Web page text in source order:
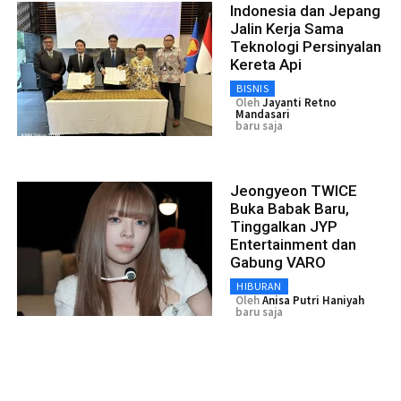
Indonesia dan Jepang
Jalin Kerja Sama
Teknologi Persinyalan
Kereta Api
BISNIS
OlehJayanti Retno
Mandasari
baru saja
Jeongyeon TWICE
Buka Babak Baru,
Tinggalkan JYP
Entertainment dan
Gabung VARO
HIBURAN
OlehAnisa Putri Haniyah
baru saja